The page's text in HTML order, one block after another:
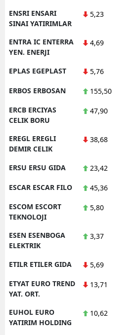
ENSRI ENSARI
SINAI YATIRIMLAR
5,23
ENTRA IC ENTERRA
YEN. ENERJI
4,69
EPLAS EGEPLAST 5,76
ERBOS ERBOSAN 155,50
ERCB ERCIYAS
CELIK BORU
47,90
EREGL EREGLI
DEMIR CELIK
38,68
ERSU ERSU GIDA 23,42
ESCAR ESCAR FILO 45,36
ESCOM ESCORT
TEKNOLOJI
5,80
ESEN ESENBOGA
ELEKTRIK
3,37
ETILR ETILER GIDA 5,69
ETYAT EURO TREND
YAT. ORT.
13,71
EUHOL EURO
YATIRIM HOLDING
10,62